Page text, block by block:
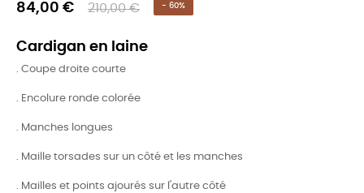
84,00 € 210,00 € - 60%
Cardigan en laine
. Coupe droite courte
. Encolure ronde colorée
. Manches longues
. Maille torsades sur un côté et les manches
. Mailles et points ajourés sur l'autre côté